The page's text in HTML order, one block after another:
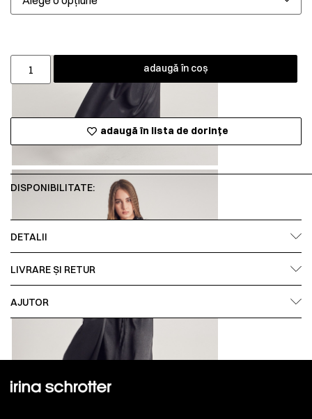
adaugă în coș
adaugă în lista de dorințe
DISPONIBILITATE:
DETALII
LIVRARE ȘI RETUR
AJUTOR